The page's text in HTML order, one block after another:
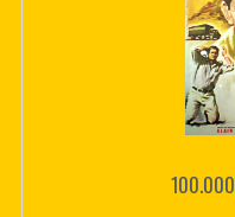
100.000